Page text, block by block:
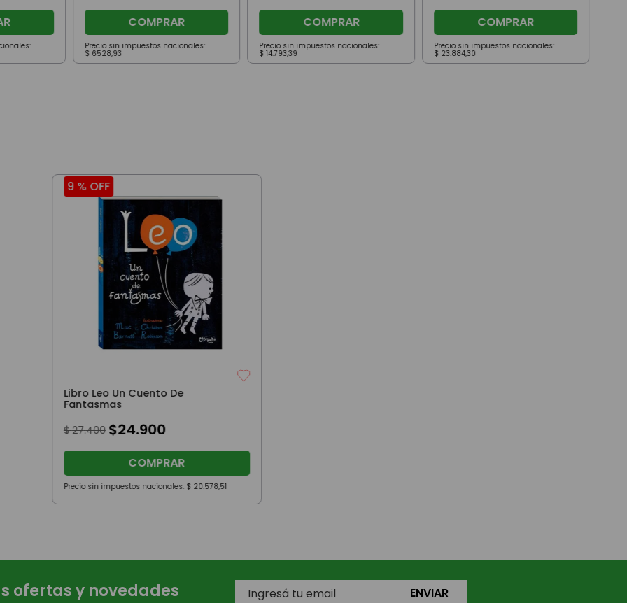
COMPRAR
Precio sin impuestos nacionales:
$ 6528,93
COMPRAR
Precio sin impuestos nacionales:
$ 14.793,39
COMPRAR
Precio sin impuestos nacionales:
$ 23.884,30
9 %OFF
Libro Leo Un Cuento De
Fantasmas
$ 27.400 $24.900
COMPRAR
Precio sin impuestos nacionales: $ 20.578,51
ofertas y novedades ENVIAR